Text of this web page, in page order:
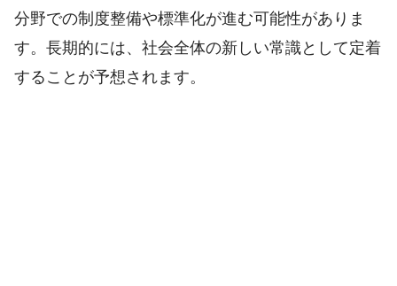
分野での制度整備や標準化が進む可能性がありま
す。長期的には、社会全体の新しい常識として定着
することが予想されます。